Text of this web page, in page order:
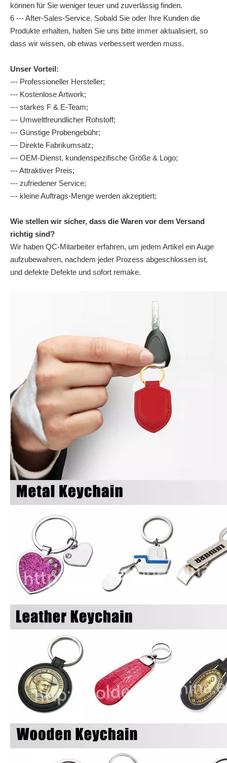
können für Sie weniger teuer und zuverlässig finden.
6 --- After-Sales-Service. Sobald Sie oder Ihre Kunden die
Produkte erhalten, halten Sie uns bitte immer aktualisiert, so
dass wir wissen, ob etwas verbessert werden muss.
Unser Vorteil:
--- Professioneller Hersteller;
--- Kostenlose Artwork;
--- starkes F & E-Team;
--- Umweltfreundlicher Rohstoff;
--- Günstige Probengebühr;
--- Direkte Fabrikumsatz;
--- OEM-Dienst, kundenspezifische Größe & Logo;
--- Attraktiver Preis;
--- zufriedener Service;
--- kleine Auftrags-Menge werden akzeptiert;
Wie stellen wir sicher, dass die Waren vor dem Versand
richtig sind?
Wir haben QC-Mitarbeiter erfahren, um jedem Artikel ein Auge
aufzubewahren, nachdem jeder Prozess abgeschlossen ist,
und defekte Defekte und sofort remake.